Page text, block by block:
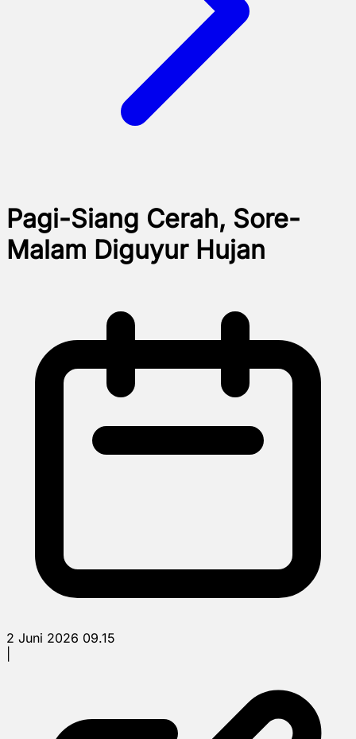
Pagi-Siang Cerah, Sore-
Malam Diguyur Hujan
2 Juni 2026 09.15